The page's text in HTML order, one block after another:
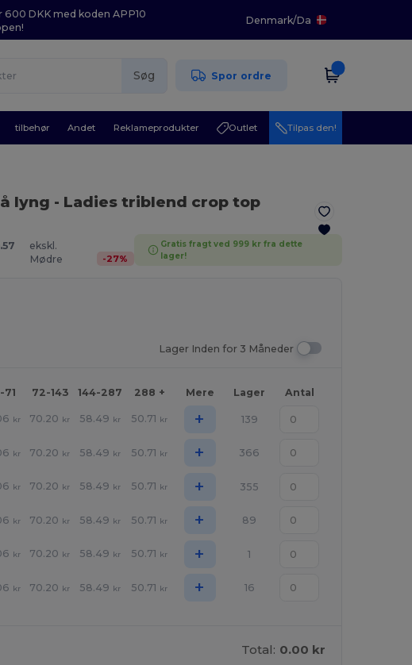
DKK med koden APP10
Denmark/Da
Søg Spor ordre
tilbehør Andet Reklameprodukter Outlet Tilpas den!
lyng - Ladies triblend crop top
ekskl.
Mødre
-27%
Gratis fragt ved 999 kr fra dette
lager!
Lager Inden for 3 Måneder
71 72-143 144-287 288 + Mere Lager Antal
kr 70.20 kr 58.49 kr 50.71 kr + 139
kr 70.20 kr 58.49 kr 50.71 kr + 366
kr 70.20 kr 58.49 kr 50.71 kr + 355
kr 70.20 kr 58.49 kr 50.71 kr + 89
kr 70.20 kr 58.49 kr 50.71 kr + 1
kr 70.20 kr 58.49 kr 50.71 kr + 16
Total: 0.00 kr